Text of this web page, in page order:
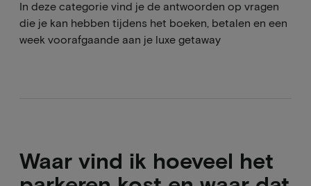
In deze categorie vind je de antwoorden op vragen
die je kan hebben tijdens het boeken, betalen en een
week voorafgaande aan je luxe getaway
Waar vind ik hoeveel het